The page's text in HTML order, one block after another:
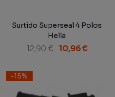
Surtido Superseal 4 Polos
Hella
12,90 € 10,96 €
-15%